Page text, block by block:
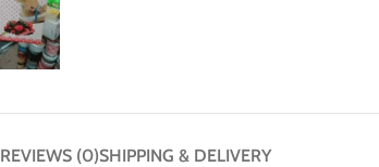
REVIEWS (0)SHIPPING & DELIVERY